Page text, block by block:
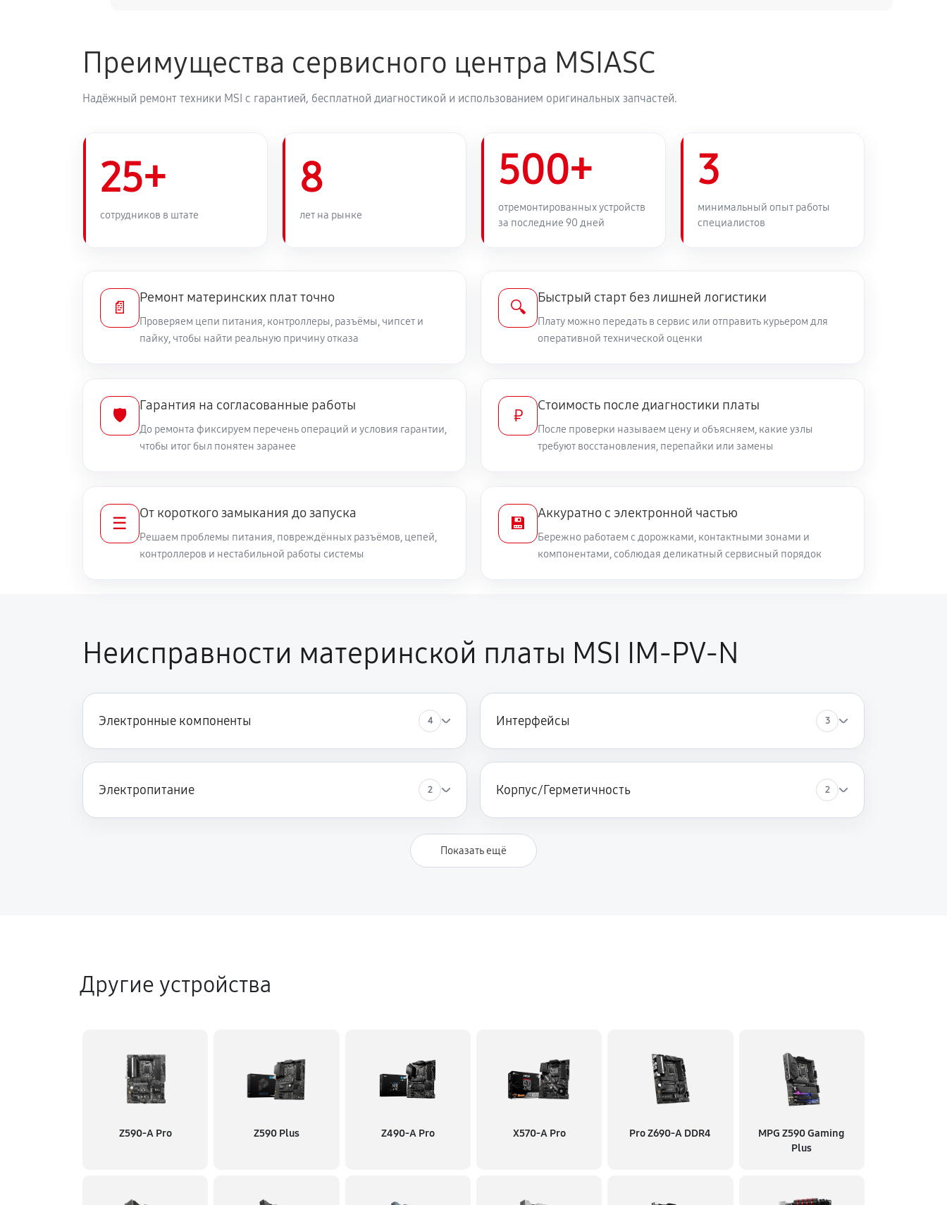
Преимущества сервисного центра MSIASC
Надёжный ремонт техники MSI с гарантией, бесплатной диагностикой и использованием оригинальных запчастей.
25+
сотрудников в штате
8
лет на рынке
500+
отремонтированных устройств
за последние 90 дней
3
минимальный опыт работы
специалистов
📄
Ремонт материнских плат точно
Проверяем цепи питания, контроллеры, разъёмы, чипсет и
пайку, чтобы найти реальную причину отказа
🔍
Быстрый старт без лишней логистики
Плату можно передать в сервис или отправить курьером для
оперативной технической оценки
🛡️
Гарантия на согласованные работы
До ремонта фиксируем перечень операций и условия гарантии,
чтобы итог был понятен заранее
₽
Стоимость после диагностики платы
После проверки называем цену и объясняем, какие узлы
требуют восстановления, перепайки или замены
☰
От короткого замыкания до запуска
Решаем проблемы питания, повреждённых разъёмов, цепей,
контроллеров и нестабильной работы системы
💾
Аккуратно с электронной частью
Бережно работаем с дорожками, контактными зонами и
компонентами, соблюдая деликатный сервисный порядок
Неисправности материнской платы MSI IM-PV-N
Электронные компоненты 4 Интерфейсы 3
Электропитание 2 Корпус/Герметичность 2
Показать ещё
Другие устройства
Z590-A Pro Z590 Plus Z490-A Pro X570-A Pro Pro Z690-A DDR4
MPG Z590 Gaming
Plus